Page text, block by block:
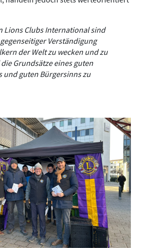
Lions Clubs International sind
Verständigung
der Welt zu wecken und zu
Grundsätze eines guten
und guten Bürgersinns zu